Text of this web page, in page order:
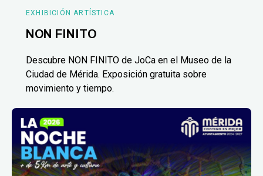
EXHIBICIÓN ARTÍSTICA
NON FINITO
Descubre NON FINITO de JoCa en el Museo de la
Ciudad de Mérida. Exposición gratuita sobre
movimiento y tiempo.